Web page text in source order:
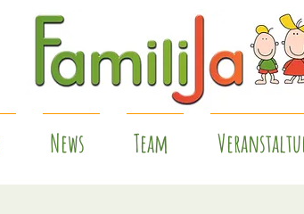
News Team